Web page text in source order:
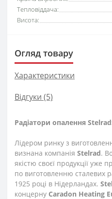
Тепловіддача:
Висота:
Огляд товару
Характеристики
Відгуки (5)
Радіатори опалення
Лідером ринку з
визнана компанія Stelrad.
якістю своєї продукції уже
по виготовленню сталевих
1925 році в Нідерландах.
концерну Caradon Heating